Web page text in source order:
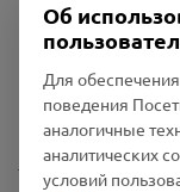
Политика
Промо-материалы
Настройки cookies
Об
Для
поведения
аналогичные
аналитических
условий